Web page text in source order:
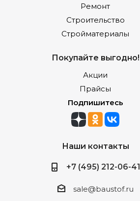
Ремонт
Строительство
Стройматериалы
Покупайте выгодно!
Акции
Прайсы
Подпишитесь
Наши контакты
+7 (495) 212-06-41
sale@baustof.ru